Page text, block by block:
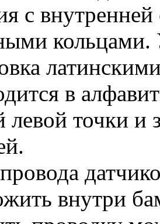
с
кольцами.
в
левой точки и
внутри